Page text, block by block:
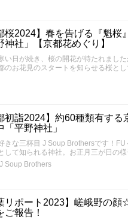
桜2024】春を告げる『魁
神社」【京都花めぐり】
い日が続き、桜の開花が待たれまし
のお花見のスタートを知らせる桜と
初詣2024】約60種類有す
「平野神社」
きな三杯目 J Soup Brothersです！
して知られる神社。お正月三が日の様
Soup Brothers
リポート2023】嵯峨野の
ご報告！